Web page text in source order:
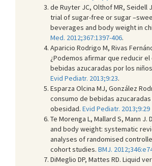
de Ruyter JC, Olthof MR, Seidell
trial of sugar-free or sugar
beverages and body weight in
Med. 2012;367:1397-406.
Aparicio Rodrigo M, Rivas
¿Podemos afirmar que reducir el
bebidas azucaradas por los
Evid Pediatr. 2013;9:23.
Esparza Olcina MJ, González
consumo de bebidas azucaradas
obesidad. Evid Pediatr. 2013;9:29
Te Morenga L, Mallard S, Mann J.
and body weight: systematic
analyses of randomised
cohort studies. BMJ.
DiMeglio DP, Mattes RD. Liquid